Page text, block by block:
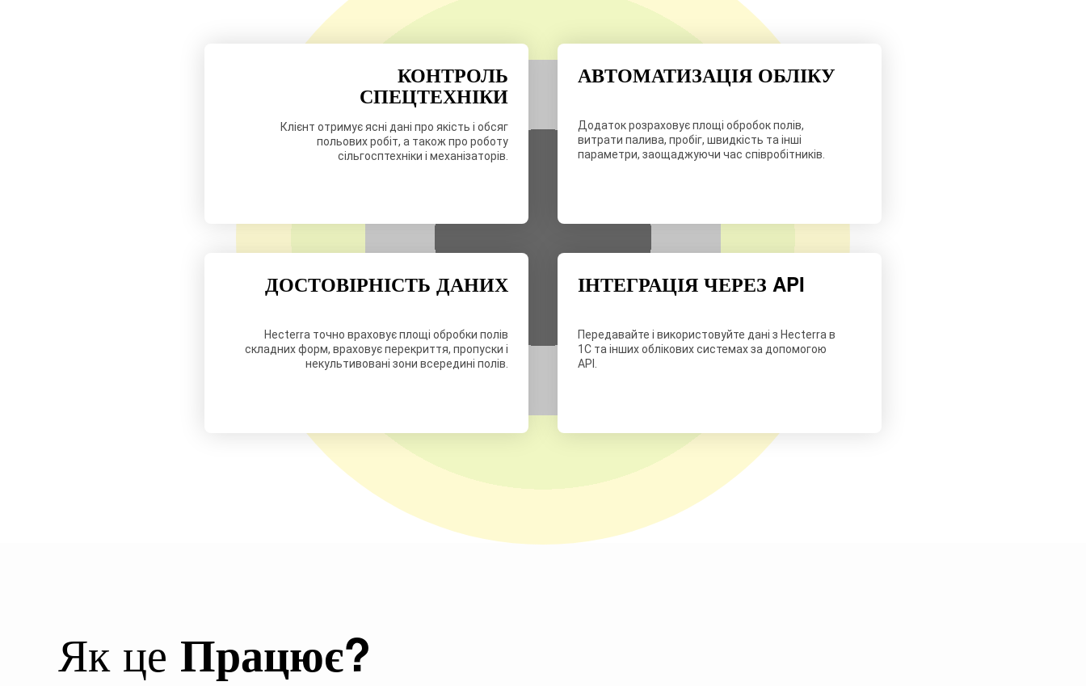
КОНТРОЛЬ
СПЕЦТЕХНІКИ
Клієнт отримує ясні дані про якість і обсяг
польових робіт, а також про роботу
сільгосптехніки і механізаторів.
АВТОМАТИЗАЦІЯ ОБЛІКУ
Додаток розраховує площі обробок полів,
витрати палива, пробіг, швидкість та інші
параметри, заощаджуючи час співробітників.
ДОСТОВІРНІСТЬ ДАНИХ
Hecterra точно враховує площі обробки полів
складних форм, враховує перекриття, пропуски і
некультивовані зони всередині полів.
ІНТЕГРАЦІЯ ЧЕРЕЗ API
Передавайте і використовуйте дані з Hecterra в
1C та інших облікових системах за допомогою
API.
Як це Працює?